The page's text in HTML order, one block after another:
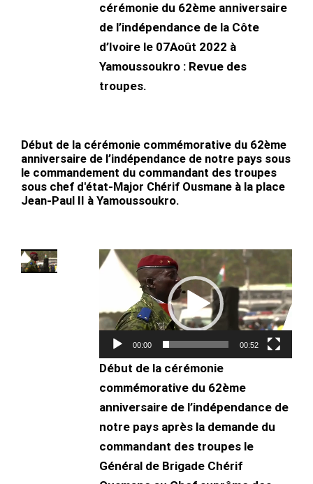
cérémonie du 62ème anniversaire
de l’indépendance de la Côte
d’Ivoire le 07Août 2022 à
Yamoussoukro : Revue des
troupes.
Début de la cérémonie commémorative du 62ème
anniversaire de l’indépendance de notre pays sous
le commandement du commandant des troupes
sous chef d'état-Major Chérif Ousmane à la place
Jean-Paul II à Yamoussoukro.
Lecteur
vidéo
00:00 00:52
Début de la cérémonie
commémorative du 62ème
anniversaire de l’indépendance de
notre pays après la demande du
commandant des troupes le
Général de Brigade Chérif